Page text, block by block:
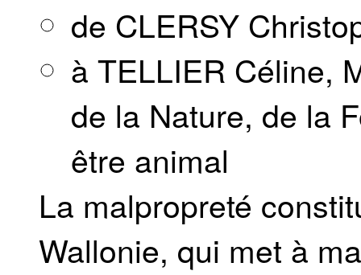
de CLERSY
à TELLIER Céline,
de la Nature, de la
être animal
La malpropreté
Wallonie, qui met à